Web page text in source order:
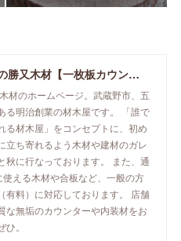
東京・吉祥寺の勝又木材【一枚板カウンター】
材のホームページ。武蔵野市、五
る明治創業の材木屋です。 「誰で
る材木屋」をコンセプトに、初め
立ち寄れるよう木材や建材のガレ
秋に行なっております。 また、通
える木材や合板など、一般の方
有料）に対応しております。 店舗
な無垢のカウンターや内装材をお
。